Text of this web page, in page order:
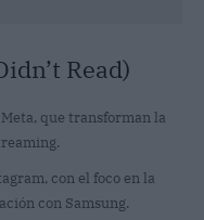
Read)
que transforman la
con el foco en la
con Samsung.